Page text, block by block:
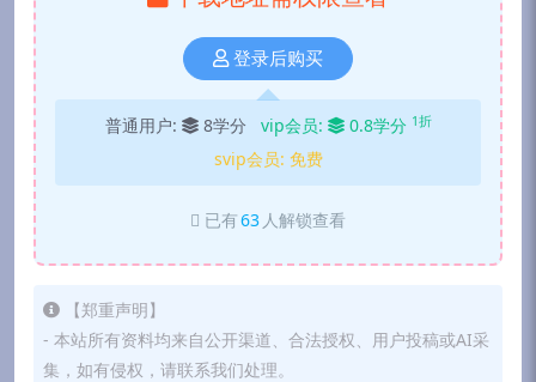
登录后购买
普通用户: 8学分 vip会员: 0.8学分 1折
svip会员: 免费
已有63 人解锁查看
【郑重声明】
- 本站所有资料均来自公开渠道、合法授权、用户投稿或AI采
集，如有侵权，请联系我们处理。